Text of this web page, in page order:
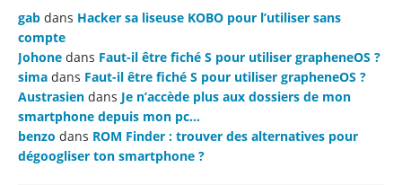
gab dans Hacker sa liseuse KOBO pour l’utiliser sans
compte
Johone dans Faut-il être fiché S pour utiliser grapheneOS ?
sima dans Faut-il être fiché S pour utiliser grapheneOS ?
Austrasien dans Je n’accède plus aux dossiers de mon
smartphone depuis mon pc…
benzo dans ROM Finder : trouver des alternatives pour
dégoogliser ton smartphone ?